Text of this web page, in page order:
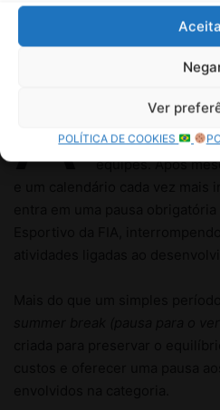
Ver
POLÍTICA DE COOKIES